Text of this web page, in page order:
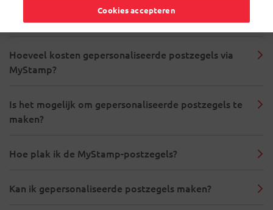
Wat is het formaat van een MyStamp-postzegel?
Hoeveel kosten gepersonaliseerde postzegels via
MyStamp?
Is het mogelijk om gepersonaliseerde postzegels te
maken?
Hoe plak ik de MyStamp-postzegels?
Kan ik gepersonaliseerde postzegels maken?
Cookies accepteren